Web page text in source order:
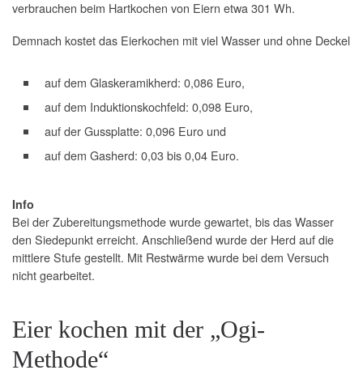
verbrauchen beim Hartkochen von Eiern etwa 301 Wh.
Demnach kostet das Eierkochen mit viel Wasser und ohne Deckel
auf dem Glaskeramikherd: 0,086 Euro,
auf dem Induktionskochfeld: 0,098 Euro,
auf der Gussplatte: 0,096 Euro und
auf dem Gasherd: 0,03 bis 0,04 Euro.
Info
Bei der Zubereitungsmethode wurde gewartet, bis das Wasser
den Siedepunkt erreicht. Anschließend wurde der Herd auf die
mittlere Stufe gestellt. Mit Restwärme wurde bei dem Versuch
nicht gearbeitet.
Eier kochen mit der „Ogi-
Methode“